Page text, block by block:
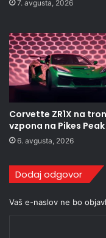
7. avgusta, 2026
Corvette ZR1X na
vzpona na Pikes Peak
6. avgusta, 2026
Dodaj odgovor
Vaš e-naslov ne bo